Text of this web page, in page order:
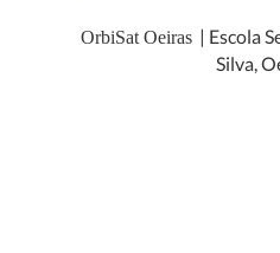
OrbiSat Oeiras | Escola
Silva,